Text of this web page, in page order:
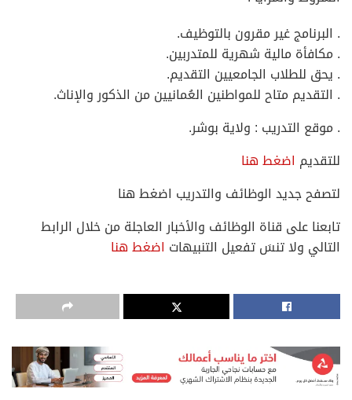
. البرنامج غير مقرون بالتوظيف.
. مكافأة مالية شهرية للمتدربين.
. يحق للطلاب الجامعيين التقديم.
. التقديم متاح للمواطنين العُمانيين من الذكور والإناث.
. موقع التدريب : ولاية بوشر.
للتقديم اضغط هنا
لتصفح جديد الوظائف والتدريب اضغط هنا
تابعنا على قناة الوظائف والأخبار العاجلة من خلال الرابط
التالي ولا تنسَ تفعيل التنبيهات اضغط هنا